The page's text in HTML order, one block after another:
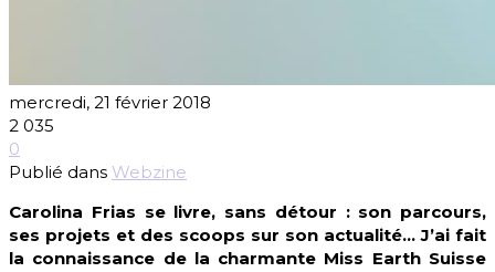
mercredi, 21 février 2018
2 035
0
Publié dans Webzine
Carolina Frias se livre, sans détour : son parcours,
ses projets et des scoops sur son actualité… J’ai fait
la connaissance de la charmante Miss Earth Suisse